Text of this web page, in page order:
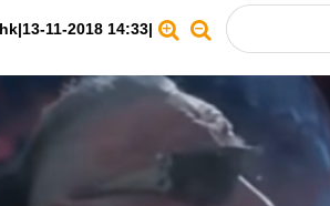
|13-11-2018 14:33|